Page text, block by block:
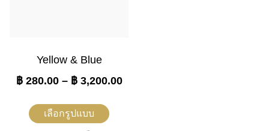
Yellow & Blue
฿280.00 – ฿3,200.00
เลือกรูปแบบ